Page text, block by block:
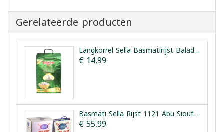
Gerelateerde producten
Langkorrel Sella Basmatirijst Baladna 4 kg
€ 14,99
Basmati Sella Rijst 1121 Abu Siouf 5x4kg
€ 55,99